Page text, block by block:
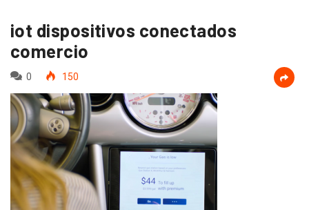
iot dispositivos conectados
comercio
0 150